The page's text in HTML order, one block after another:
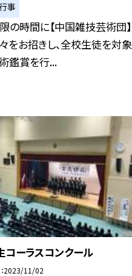
事
限の時間に【中国雑技芸術団】
をお招きし、全校生徒を対象
鑑賞を行...
コーラスコンクール
2023/11/02